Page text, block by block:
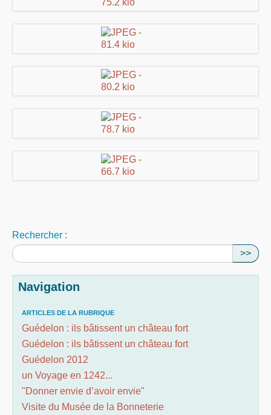
Rechercher :
>>
Navigation
ARTICLES DE LA RUBRIQUE
Guédelon : ils bâtissent un château fort
Guédelon : ils bâtissent un château fort
Guédelon 2012
un Voyage en 1242...
"Donner envie d’avoir envie"
Visite du Musée de la Bonneterie